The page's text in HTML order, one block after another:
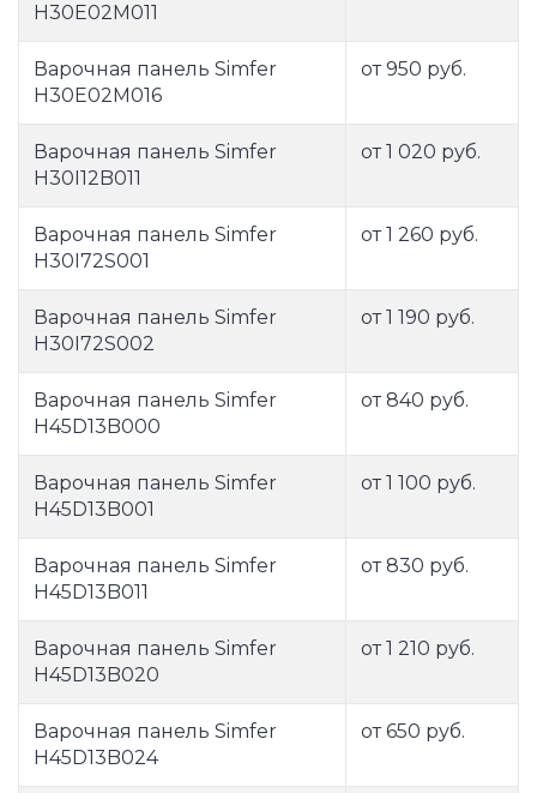
H30E02M011
Варочная панель Simfer
H30E02M016
от 950 руб.
Варочная панель Simfer
H30I12B011
от 1 020 руб.
Варочная панель Simfer
H30I72S001
от 1 260 руб.
Варочная панель Simfer
H30I72S002
от 1 190 руб.
Варочная панель Simfer
H45D13B000
от 840 руб.
Варочная панель Simfer
H45D13B001
от 1 100 руб.
Варочная панель Simfer
H45D13B011
от 830 руб.
Варочная панель Simfer
H45D13B020
от 1 210 руб.
Варочная панель Simfer
H45D13B024
от 650 руб.